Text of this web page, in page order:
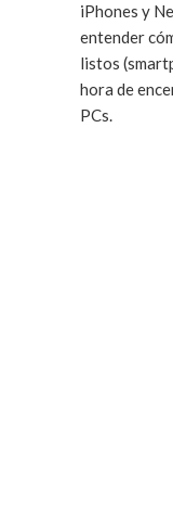
iPhones y
entender
listos
hora de encenderse.
PCs.